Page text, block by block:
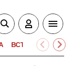
ВСТУПНА